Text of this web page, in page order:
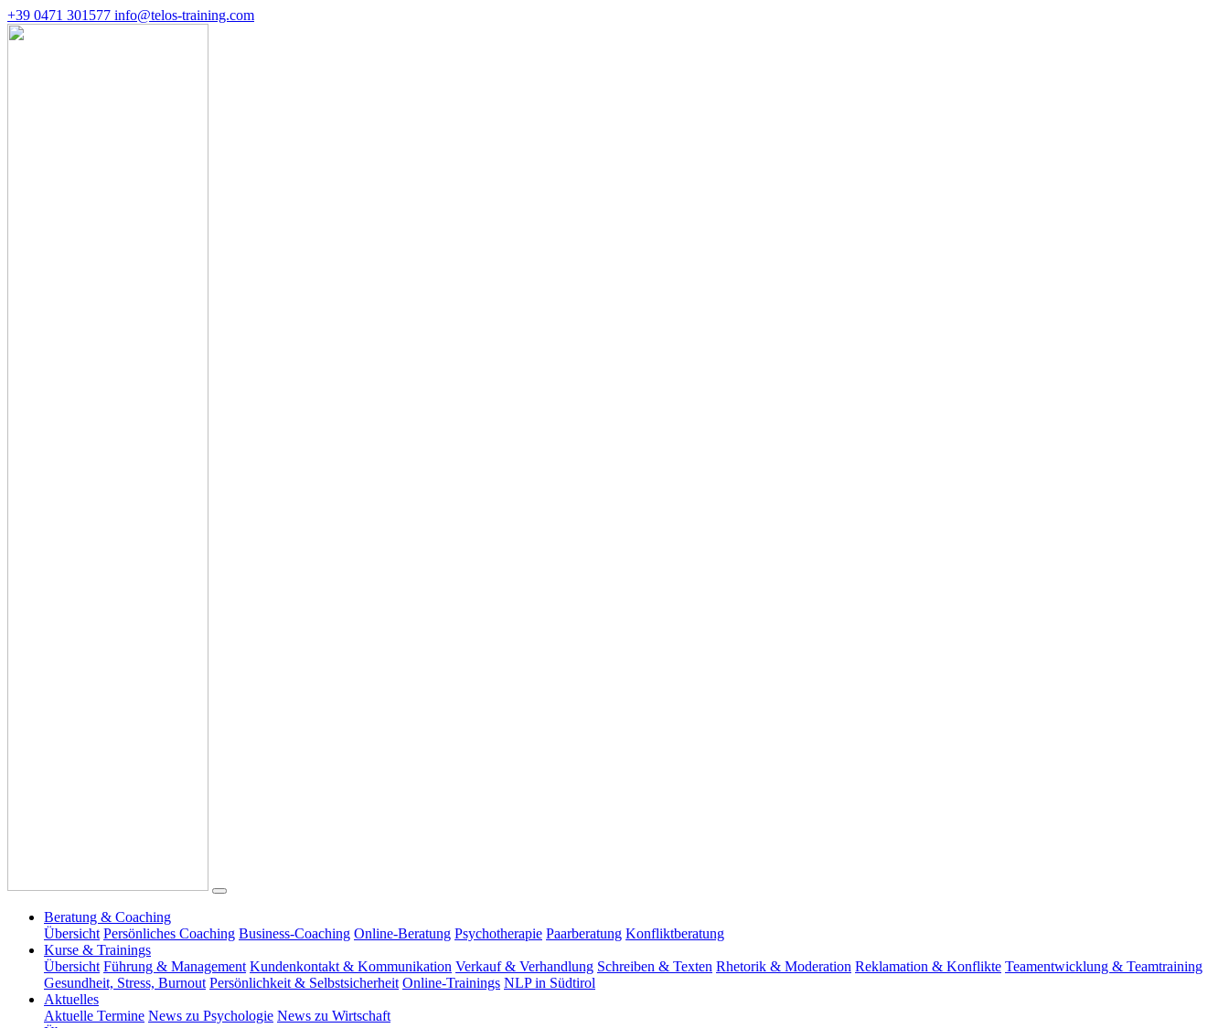
+39 0471 301577 info@telos-training.com
Beratung & Coaching
Übersicht Persönliches Coaching Business-Coaching Online-Beratung Psychotherapie Paarberatung Konfliktberatung
Kurse & Trainings
Übersicht Führung & Management Kundenkontakt & Kommunikation Verkauf & Verhandlung Schreiben & Texten Rhetorik & Moderation Reklamation & Konflikte Teamentwicklung & Teamtraining
Gesundheit, Stress, Burnout Persönlichkeit & Selbstsicherheit Online-Trainings NLP in Südtirol
Aktuelles
Aktuelle Termine News zu Psychologie News zu Wirtschaft